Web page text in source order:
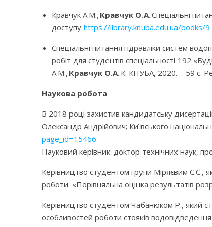
Кравчук А.М., Кравчук О.А.Спеціальні
доступу:https://library.knuba.edu.ua/books/
Спеціальні питання гідравліки систем
робіт для студентів спеціальності 192
А.М., Кравчук О.А.К: КНУБА, 2020. – 59 с.
Наукова робота
В 2018 році захистив кандидатську
Олександр Андрійович; Київського
page_id=15466
Науковий керівник: доктор технічних наук,
Керівництво студентом групи Міряєвим С.С.,
роботи: «Порівняльна оцінка результатів
Керівництво студентом Чабанюком Р., який
особливостей роботи стояків